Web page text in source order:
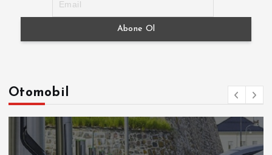
Otomobil